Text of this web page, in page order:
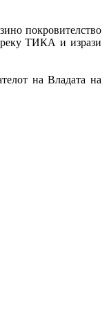
покровителство
ТИКА и изрази
на Владата на